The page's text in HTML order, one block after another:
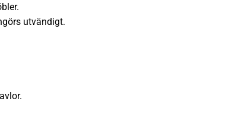
utvändigt.